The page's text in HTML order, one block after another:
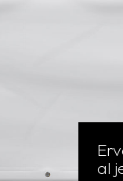
al